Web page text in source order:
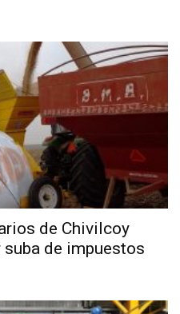
de Chivilcoy
de impuestos